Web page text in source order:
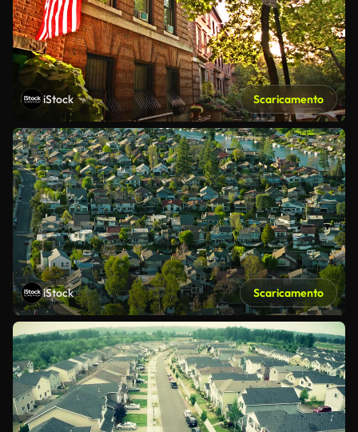
iStock Scaricamento
iStock Scaricamento